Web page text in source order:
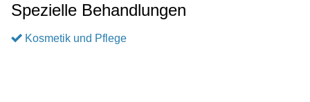
Spezielle Behandlungen
Kosmetik und Pflege